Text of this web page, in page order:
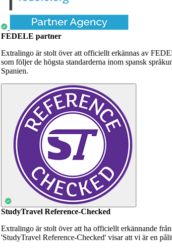
FEDELE partner
Extralingo är stolt över att officiellt erkännas av
som följer de högsta standarderna inom spansk
Spanien.
StudyTravel Reference-Checked
Extralingo är stolt över att ha officiellt erkännande
'StudyTravel Reference-Checked' visar att vi är en